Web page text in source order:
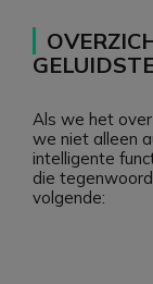
Als we het
we niet alleen
intelligente
die
volgende: